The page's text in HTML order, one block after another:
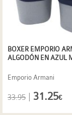
BOXER EMPORIO
ALGODÓN EN AZUL
Emporio Armani
33.95 31.25€